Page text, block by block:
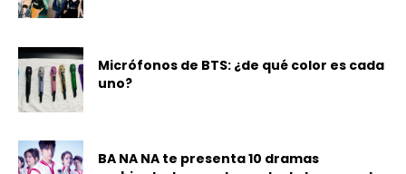
Micrófonos de BTS: ¿de qué color es cada
uno?
BA NA NA te presenta 10 dramas